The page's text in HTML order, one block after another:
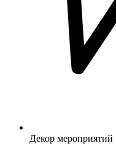
Декор мероприятий